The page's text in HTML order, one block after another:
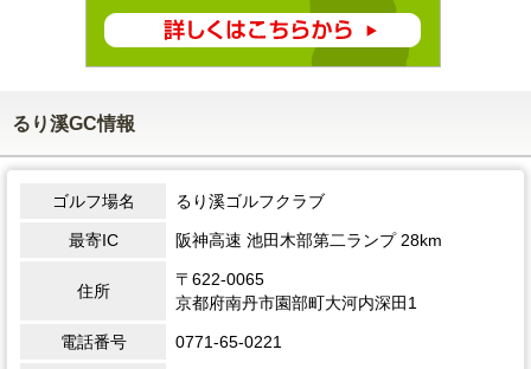
るり溪GC情報
ゴルフ場名 るり溪ゴルフクラブ
最寄IC 阪神高速 池田木部第二ランプ 28km
住所
〒622-0065
京都府南丹市園部町大河内深田1
電話番号 0771-65-0221